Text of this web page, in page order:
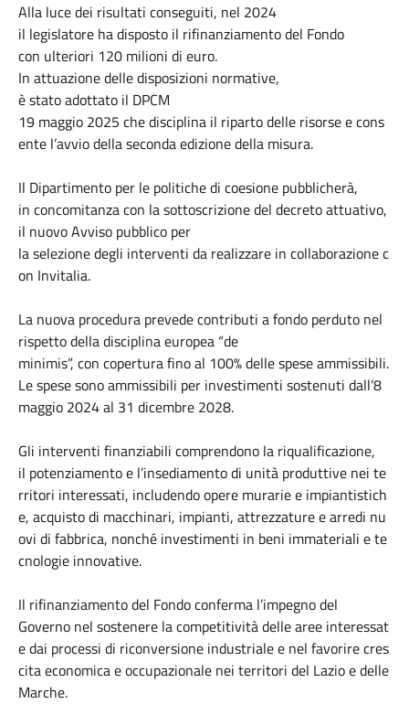
Alla lucedei risultati conseguiti, nel 2024
il legislatore hadisposto il rifinanziamentodel Fondo
con ulteriori 120 milioni di euro.
In attuazionedelledisposizioni normative,
èstatoadottato il DPCM
19 maggio 2025 chedisciplina il ripartodelle risorseecons
ente l’avviodellasecondaedizionedella misura.
Il Dipartimento per le politichedi coesione pubblicherà,
in concomitanzacon lasottoscrizionedel decretoattuativo,
il nuovoAvviso pubblico per
laselezionedegli interventi da realizzare in collaborazionec
on Invitalia.
La nuova procedura prevedecontributi afondo perduto nel
rispetto delladisciplinaeuropea “de
minimis”, con coperturafinoal 100% dellespeseammissibili.
Lespesesonoammissibili per investimenti sostenuti dall’8
maggio 2024 al 31 dicembre 2028.
Gli interventi finanziabili comprendono la riqualificazione,
il potenziamentoe l’insediamentodi unità produttive nei te
rritori interessati, includendoopere murariee impiantistich
e, acquistodi macchinari, impianti, attrezzatureearredi nu
ovi di fabbrica, nonché investimenti in beni immateriali ete
cnologie innovative.
Il rifinanziamentodel Fondoconferma l’impegnodel
Governo nel sostenere lacompetitivitàdellearee interessat
edai processi di riconversione industrialee nel favorirecres
citaeconomicaeoccupazionale nei territori del Lazio e delle
Marche.